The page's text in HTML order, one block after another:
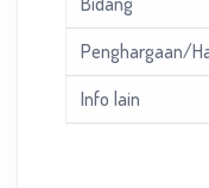
Penghargaan/
Info lain